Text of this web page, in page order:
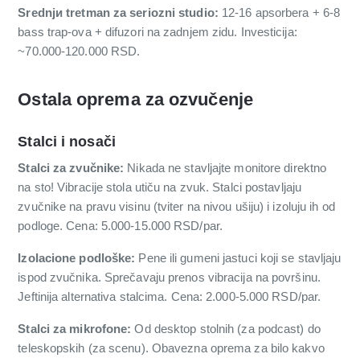
Srednjи tretman za seriozn­i studio: 12-16 apsorbera + 6-8
bass trap-ova + difuzori na zadnjem zidu. Investicija:
~70.000-120.000 RSD.
Ostala oprema za ozvučenje
Stalci i nosači
Stalci za zvučnike: Nikada ne stavljajte monitore direktno
na sto! Vibracije stola utiču na zvuk. Stalci postavljaju
zvučnike na pravu visinu (tviter na nivou ušiju) i izoluju ih od
podloge. Cena: 5.000-15.000 RSD/par.
Izolacione podloške: Pene ili gumeni jastuci koji se stavljaju
ispod zvučnika. Sprečavaju prenos vibracija na površinu.
Jeftinija alternativa stalcima. Cena: 2.000-5.000 RSD/par.
Stalci za mikrofone: Od desktop stolnih (za podcast) do
teleskopskih (za scenu). Obavezna oprema za bilo kakvo